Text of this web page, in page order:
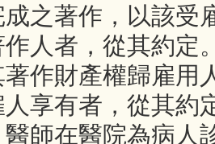
之著作，以該受
作人者，從其約定
著作財產權歸雇用
人享有者，從其約
醫師在醫院為病人